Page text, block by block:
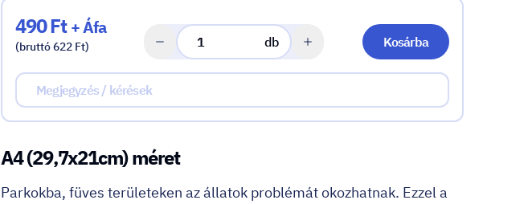
490 Ft+ Áfa
(bruttó 622 Ft) db Kosárba
A4 (29,7x21cm) méret
Parkokba, füves területeken az állatok problémát okozhatnak. Ezzel a